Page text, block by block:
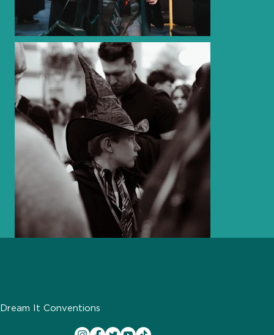
Dream It Conventions